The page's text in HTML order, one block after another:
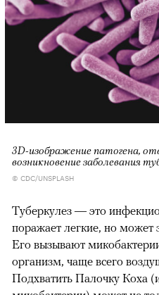
3D-изображение патогена,
возникновение заболевания
© CDC/UNSPLASH
Туберкулез — это
поражает легкие, но может
Его вызывают
организм, чаще всего
Подхватить Палочку Коха